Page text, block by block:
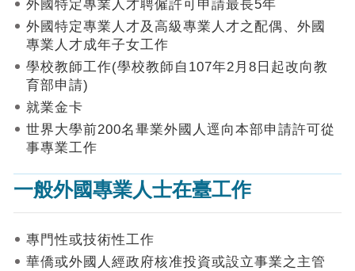
查
作
申
及
工
知
外國特定專業人才聘僱許可申請最長5年
外國特定專業人才及高級專業人才之配偶、外國
專業人才成年子女工作
學校教師工作(學校教師自107年2月8日起改向教
育部申請)
就業金卡
世界大學前200名畢業外國人逕向本部申請許可從
事專業工作
一般外國專業人士在臺工作
專門性或技術性工作
華僑或外國人經政府核准投資或設立事業之主管